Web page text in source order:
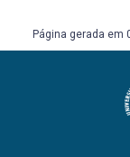
Página gerada